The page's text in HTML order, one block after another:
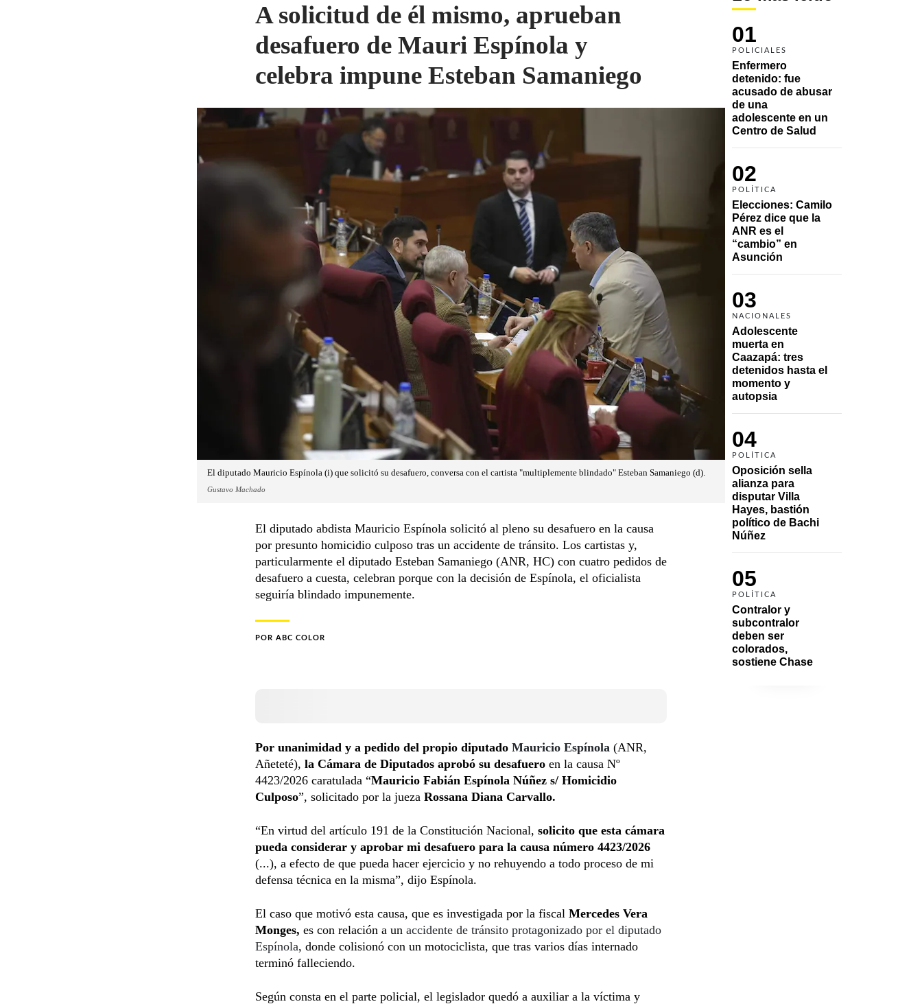
01
POLICIALES
Enfermero
detenido: fue
acusado de abusar
de una
adolescente en un
Centro de Salud
02
POLÍTICA
Elecciones: Camilo
Pérez dice que la
ANR es el
“cambio” en
Asunción
03
NACIONALES
Adolescente
muerta en
Caazapá: tres
detenidos hasta el
momento y
autopsia
04
POLÍTICA
Oposición sella
alianza para
disputar Villa
Hayes, bastión
político de Bachi
Núñez
05
POLÍTICA
Contralor y
subcontralor
deben ser
colorados,
sostiene Chase
A solicitud de él mismo, aprueban
desafuero de Mauri Espínola y
celebra impune Esteban Samaniego
El diputado Mauricio Espínola (i) que solicitó su desafuero, conversa con el cartista "multiplemente blindado" Esteban Samaniego (d).
Gustavo Machado
El diputado abdista Mauricio Espínola solicitó al pleno su desafuero en la causa
por presunto homicidio culposo tras un accidente de tránsito. Los cartistas y,
particularmente el diputado Esteban Samaniego (ANR, HC) con cuatro pedidos de
desafuero a cuesta, celebran porque con la decisión de Espínola, el oficialista
seguiría blindado impunemente.
POR ABC COLOR
Por unanimidad y a pedido del propio diputado Mauricio Espínola (ANR,
Añeteté), la Cámara de Diputados aprobó su desafuero en la causa Nº
4423/2026 caratulada “Mauricio Fabián Espínola Núñez s/ Homicidio
Culposo”, solicitado por la jueza Rossana Diana Carvallo.
“En virtud del artículo 191 de la Constitución Nacional, solicito que esta cámara
pueda considerar y aprobar mi desafuero para la causa número 4423/2026
(...), a efecto de que pueda hacer ejercicio y no rehuyendo a todo proceso de mi
defensa técnica en la misma”, dijo Espínola.
El caso que motivó esta causa, que es investigada por la fiscal Mercedes Vera
Monges, es con relación a un accidente de tránsito protagonizado por el diputado
Espínola, donde colisionó con un motociclista, que tras varios días internado
terminó falleciendo.
Según consta en el parte policial, el legislador quedó a auxiliar a la víctima y